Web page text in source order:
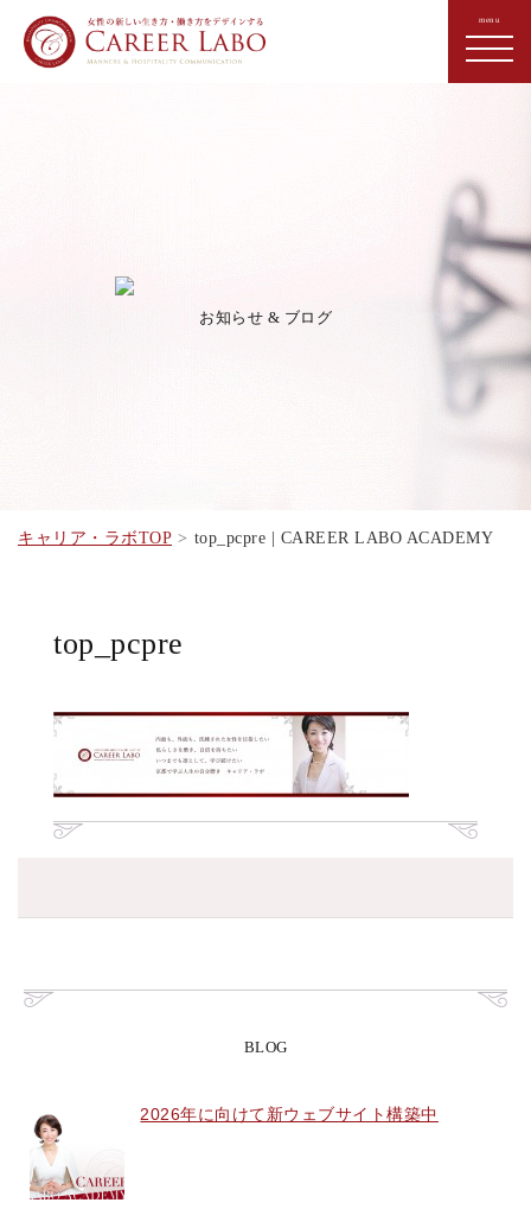
お知らせ & ブログ
キャリア・ラボTOP top_pcpre | CAREER LABO ACADEMY
top_pcpre
BLOG
2026年に向けて新ウェブサイト構築中